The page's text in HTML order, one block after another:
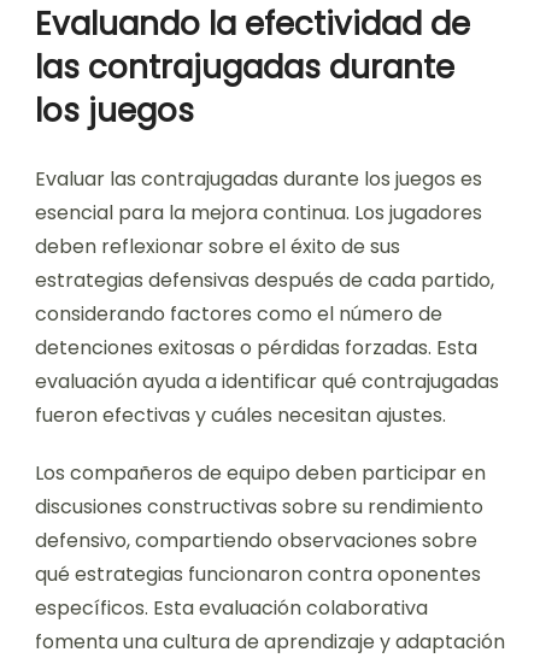
Evaluando la efectividad de
las contrajugadas durante
los juegos
Evaluar las contrajugadas durante los juegos es
esencial para la mejora continua. Los jugadores
deben reflexionar sobre el éxito de sus
estrategias defensivas después de cada partido,
considerando factores como el número de
detenciones exitosas o pérdidas forzadas. Esta
evaluación ayuda a identificar qué contrajugadas
fueron efectivas y cuáles necesitan ajustes.
Los compañeros de equipo deben participar en
discusiones constructivas sobre su rendimiento
defensivo, compartiendo observaciones sobre
qué estrategias funcionaron contra oponentes
específicos. Esta evaluación colaborativa
fomenta una cultura de aprendizaje y adaptación